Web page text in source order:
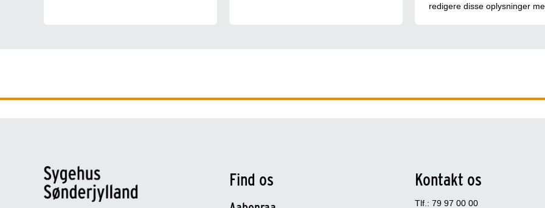
redigere disse oplysninger
Find os Kontakt os
Tlf.: 79 97 00 00